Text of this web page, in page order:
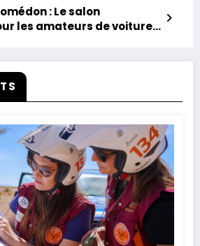
: Le salon
les amateurs de voitures